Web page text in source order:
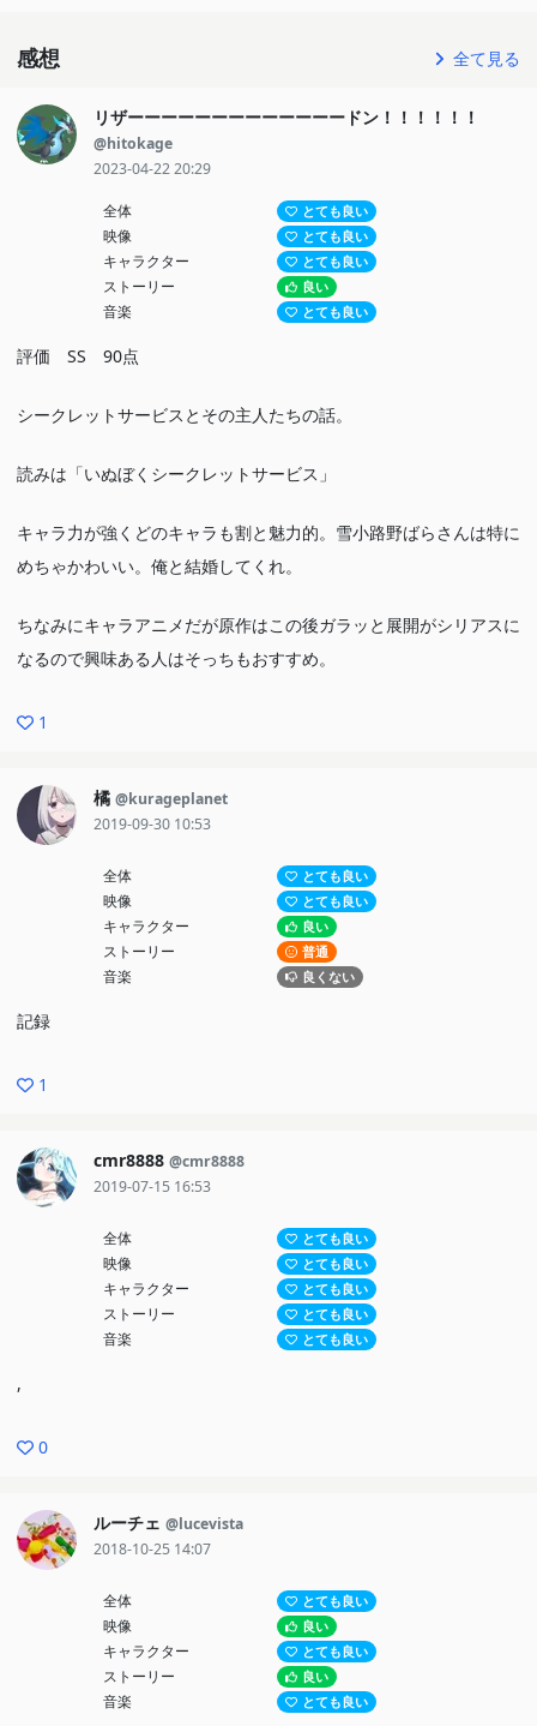
感想 全て見る
リザーーーーーーーーーーーーードン！！！！！！
@hitokage
2023-04-22 20:29
全体 とても良い
映像 とても良い
キャラクター とても良い
ストーリー 良い
音楽 とても良い
評価 SS 90点
シークレットサービスとその主人たちの話。
読みは「いぬぼくシークレットサービス」
キャラ力が強くどのキャラも割と魅力的。雪小路野ばらさんは特に
めちゃかわいい。俺と結婚してくれ。
ちなみにキャラアニメだが原作はこの後ガラッと展開がシリアスに
なるので興味ある人はそっちもおすすめ。
1
橘 @kurageplanet
2019-09-30 10:53
全体 とても良い
映像 とても良い
キャラクター 良い
ストーリー 普通
音楽 良くない
記録
1
cmr8888 @cmr8888
2019-07-15 16:53
全体 とても良い
映像 とても良い
キャラクター とても良い
ストーリー とても良い
音楽 とても良い
,
0
ルーチェ @lucevista
2018-10-25 14:07
全体 とても良い
映像 良い
キャラクター とても良い
ストーリー 良い
音楽 とても良い